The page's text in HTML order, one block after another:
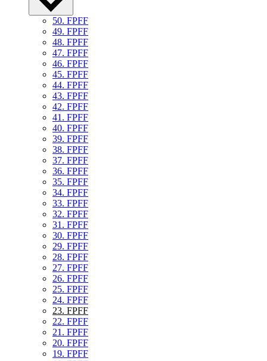
50. FPFF
49. FPFF
48. FPFF
47. FPFF
46. FPFF
45. FPFF
44. FPFF
43. FPFF
42. FPFF
41. FPFF
40. FPFF
39. FPFF
38. FPFF
37. FPFF
36. FPFF
35. FPFF
34. FPFF
33. FPFF
32. FPFF
31. FPFF
30. FPFF
29. FPFF
28. FPFF
27. FPFF
26. FPFF
25. FPFF
24. FPFF
23. FPFF
22. FPFF
21. FPFF
20. FPFF
19. FPFF